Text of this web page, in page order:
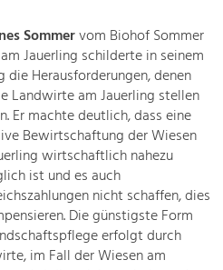
Sommervom Biohof Sommer
Jauerling schilderte in seinem
die Herausforderungen, denen
Landwirte am Jauerling stellen
Er machte deutlich, dass eine
Bewirtschaftung der Wiesen
wirtschaftlich nahezu
ist und es auch
nicht schaffen, dies
Die günstigste Form
erfolgt durch
im Fall der Wiesen am